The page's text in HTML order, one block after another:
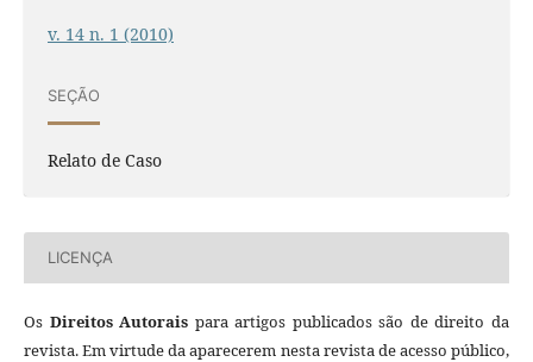
v. 14 n. 1 (2010)
SEÇÃO
Relato de Caso
LICENÇA
Os Direitos Autorais para artigos publicados são de direito da
revista. Em virtude da aparecerem nesta revista de acesso público,